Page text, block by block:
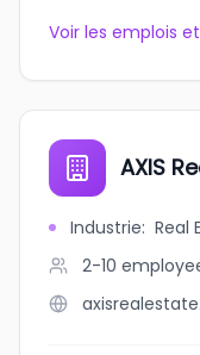
Voir les emplois
AXIS
Industrie: Real
2-10